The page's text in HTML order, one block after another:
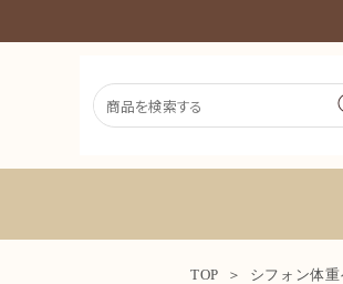
TOP シフォン体